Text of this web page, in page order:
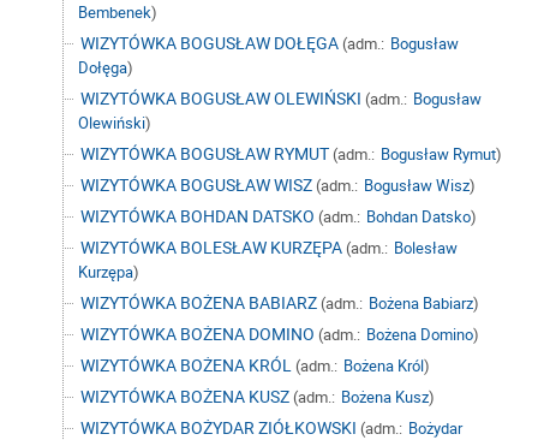
Bembenek)
WIZYTÓWKA BOGUSŁAW DOŁĘGA(adm.: Bogusław
Dołęga)
WIZYTÓWKA BOGUSŁAW OLEWIŃSKI (adm.: Bogusław
Olewiński)
WIZYTÓWKA BOGUSŁAW RYMUT(adm.: Bogusław Rymut)
WIZYTÓWKA BOGUSŁAW WISZ(adm.: Bogusław Wisz)
WIZYTÓWKA BOHDAN DATSKO (adm.: Bohdan Datsko)
WIZYTÓWKA BOLESŁAW KURZĘPA(adm.: Bolesław
Kurzępa)
WIZYTÓWKA BOŻENA BABIARZ(adm.: Bożena Babiarz)
WIZYTÓWKA BOŻENA DOMINO (adm.: Bożena Domino)
WIZYTÓWKA BOŻENA KRÓL(adm.: Bożena Król)
WIZYTÓWKA BOŻENA KUSZ(adm.: Bożena Kusz)
WIZYTÓWKA BOŻYDAR ZIÓŁKOWSKI (adm.: Bożydar